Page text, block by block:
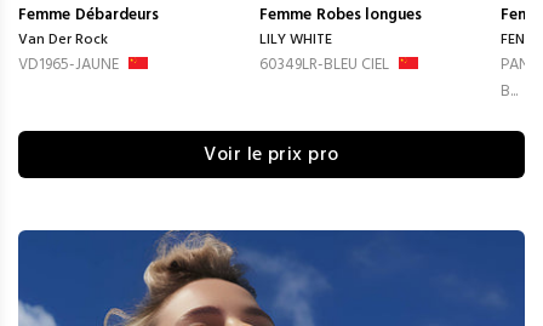
Femme Débardeurs
Van Der Rock
VD1965-JAUNE
Femme Robes longues
LILY WHITE
60349LR-BLEU CIEL
B...
Voir le prix pro